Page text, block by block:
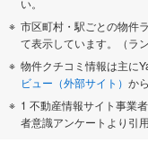
い。
市区町村・駅ごとの物件
て表示しています。（ラ
物件クチコミ情報は主に
ビュー（外部サイト） か
1 不動産情報サイト事業
者意識アンケートより引用